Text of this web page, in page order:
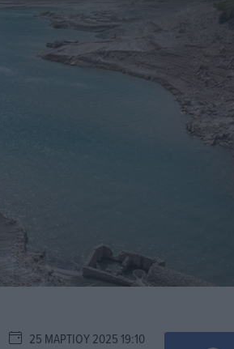
25 ΜΑΡΤΊΟΥ 2025 19:10